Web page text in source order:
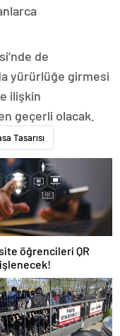
de
yürürlüğe girmesi
ilişkin
geçerli olacak.
Tasarısı
öğrencileri QR